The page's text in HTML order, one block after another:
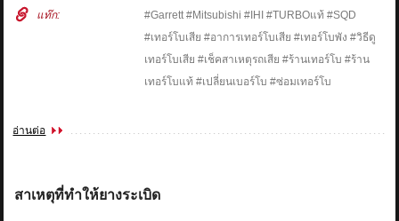
แท๊ก:
#Garrett #Mitsubishi #IHI #TURBOแท้ #SQD
#เทอร์โบเสีย #อาการเทอร์โบเสีย #เทอร์โบพัง #วิธีดู
เทอร์โบเสีย #เช็คสาเหตุรถเสีย #ร้านเทอร์โบ #ร้าน
เทอร์โบแท้ #เปลี่ยนเบอร์โบ #ซ่อมเทอร์โบ
อ่านต่อ
สาเหตุที่ทำให้ยางระเบิด